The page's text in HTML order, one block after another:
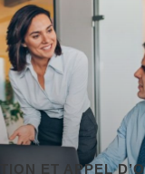
: UN LEVIER